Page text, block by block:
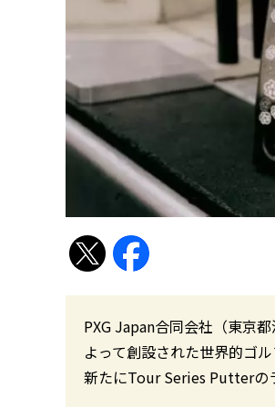
PXG Japan合同会社（東京
よって創設された世界的ゴ
新たにTour Series Putterの